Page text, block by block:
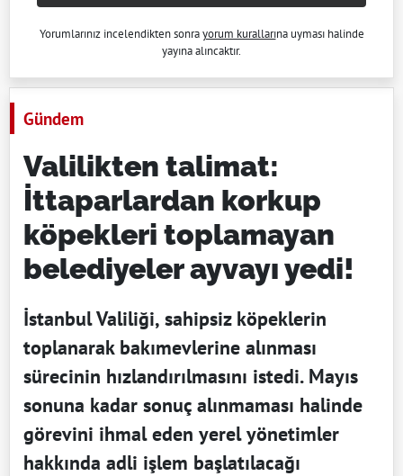
Yorumlarınız incelendikten sonrayorum kurallarına uyması halinde
yayına alıncaktır.
Gündem
Valilikten talimat:
İttaparlardan korkup
köpekleri toplamayan
belediyeler ayvayı yedi!
İstanbul Valiliği, sahipsiz köpeklerin
toplanarak bakımevlerine alınması
sürecinin hızlandırılmasını istedi. Mayıs
sonuna kadar sonuç alınmaması halinde
görevini ihmal eden yerel yönetimler
hakkında adli işlem başlatılacağı